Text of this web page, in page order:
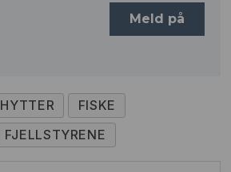
HYTTER
FISKE
FJELLSTYRENE